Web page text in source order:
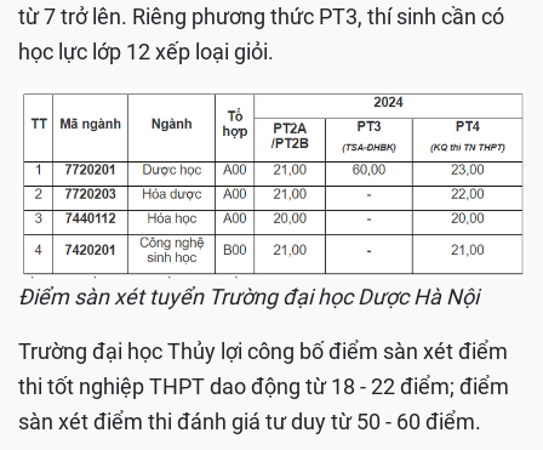
từ 7 trở lên. Riêng phương thức PT3, thí sinh cần có
học lực lớp 12 xếp loại giỏi.
Điểm sàn xét tuyển Trường đại học Dược Hà Nội
Trường đại học Thủy lợi công bố điểm sàn xét điểm
thi tốt nghiệp THPT dao động từ 18 - 22 điểm; điểm
sàn xét điểm thi đánh giá tư duy từ 50 - 60 điểm.